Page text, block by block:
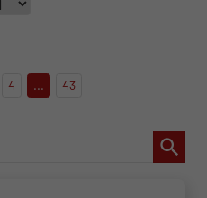
4 ... 43